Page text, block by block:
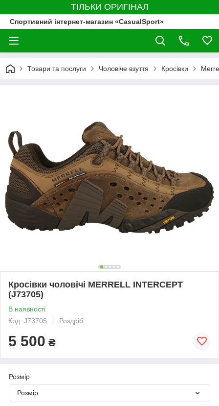
ТІЛЬКИ ОРИГІНАЛ
Спортивний інтернет-магазин «CasualSport»
Товари та послуги Чоловіче взуття Кросівки
Кросівки чоловічі MERRELL INTERCEPT
(J73705)
В наявності
Код: J73705
Роздріб
5 500 ₴
Розмір
Розмір